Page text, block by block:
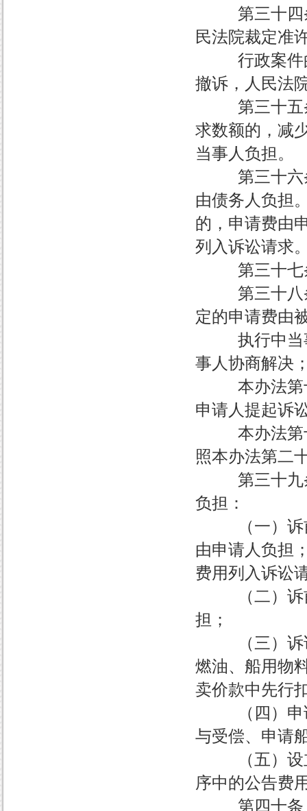
第三十四条
民法院裁定准
行政案件的
撤诉，人民法
第三十五条
求数额的，减
当事人负担。
第三十六条
由债务人负担
的，申请费由
列入诉讼请求
第三十七条
第三十八条
定的申请费由
执行中当事
事人协商解决
本办法第十
申请人提起诉
本办法第十
照本办法第二
第三十九条
负担：
（一）诉前
由申请人负担
费用列入诉讼
（二）诉前
担；
（三）诉讼
燃油、船用物
卖价款中先行
（四）申请
与受偿、申请
（五）设立
序中的公告费
第四十条